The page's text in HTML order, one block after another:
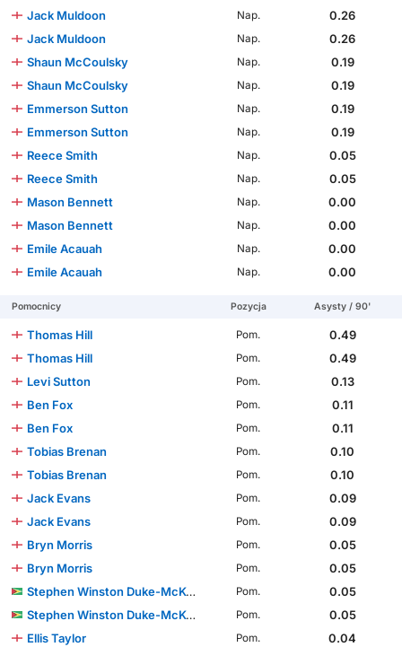
Jack Muldoon Nap.
0.26
Jack Muldoon
Nap.
0.26
Shaun McCoulsky
Nap.
0.19
Shaun McCoulsky
Nap.
0.19
Emmerson Sutton
Nap.
0.19
Emmerson Sutton
Nap.
0.19
Reece Smith
Nap.
0.05
Reece Smith
Nap.
0.05
Mason Bennett
Nap.
0.00
Mason Bennett
Nap.
0.00
Emile Acauah
Nap.
0.00
Emile Acauah
Nap. 0.00
Pomocnicy Pozycja Asysty / 90'
Thomas Hill Pom.
0.49
Thomas Hill
Pom.
0.49
Levi Sutton
Pom.
0.13
Ben Fox
Pom.
0.11
Ben Fox
Pom.
0.11
Tobias Brenan
Pom.
0.10
Tobias Brenan
Pom.
0.10
Jack Evans
Pom.
0.09
Jack Evans
Pom.
0.09
Bryn Morris
Pom.
0.05
Bryn Morris
Pom.
0.05
Stephen Winston Duke-McKenna
Pom.
0.05
Stephen Winston Duke-McKenna
Pom.
0.05
Ellis Taylor
Pom.
0.04